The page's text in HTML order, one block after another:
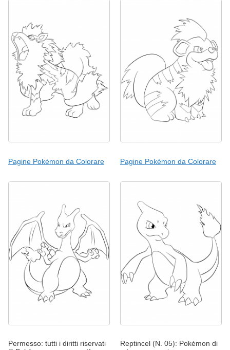
Pagine Pokémon da Colorare Pagine Pokémon da Colorare
Permesso: tutti i diritti riservati
Reptincel (N. 05): Pokémon di